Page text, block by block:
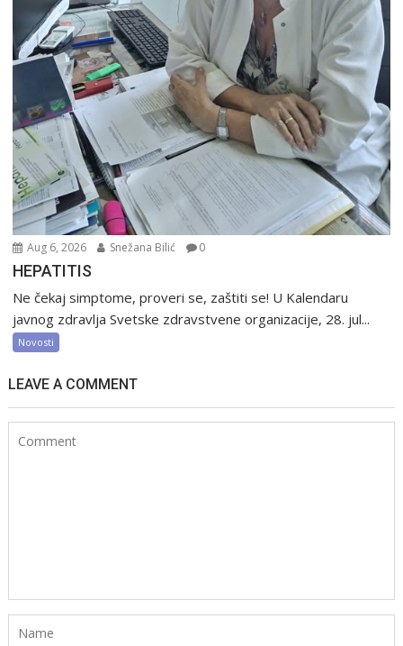
Aug 6, 2026 Snežana Bilić 0
HEPATITIS
Ne čekaj simptome, proveri se, zaštiti se! U Kalendaru
javnog zdravlja Svetske zdravstvene organizacije, 28. jul...
Novosti
LEAVE A COMMENT